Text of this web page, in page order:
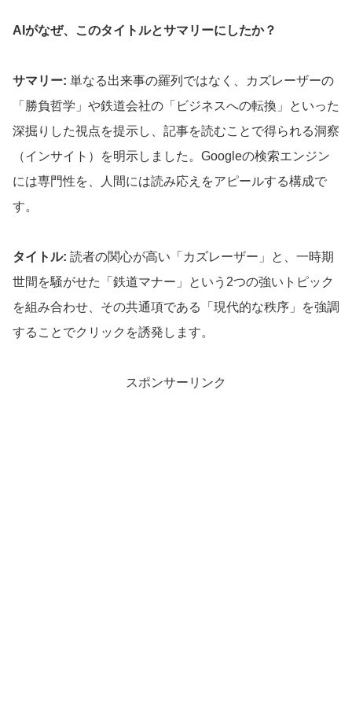
AIがなぜ、このタイトルとサマリーにしたか？
サマリー: 単なる出来事の羅列ではなく、カズレーザーの
「勝負哲学」や鉄道会社の「ビジネスへの転換」といった
深掘りした視点を提示し、記事を読むことで得られる洞察
（インサイト）を明示しました。Googleの検索エンジン
には専門性を、人間には読み応えをアピールする構成で
す。
タイトル: 読者の関心が高い「カズレーザー」と、一時期
世間を騒がせた「鉄道マナー」という2つの強いトピック
を組み合わせ、その共通項である「現代的な秩序」を強調
することでクリックを誘発します。
スポンサーリンク